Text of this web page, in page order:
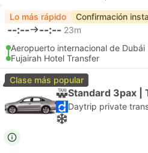
Lo más rápido Confirmación
--:-- --:-- 23m
Aeropuerto internacional de Dubái
Fujairah Hotel Transfer
Clase más popular
Standard 3pax |